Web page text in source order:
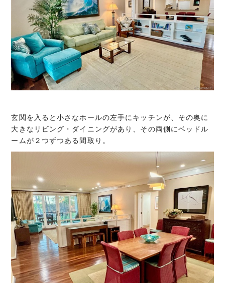
玄関を入ると小さなホールの左手にキッチンが、その奥に
大きなリビング・ダイニングがあり、その両側にベッドル
ームが２つずつある間取り。